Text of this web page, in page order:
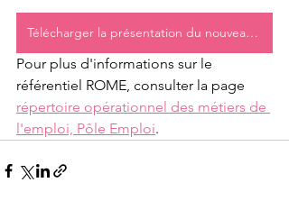
Télécharger la présentation du nouveau ROME 4.0
Pour plus d'informations sur le
référentiel ROME, consulter la page
répertoire opérationnel des métiers de
l'emploi, Pôle Emploi.